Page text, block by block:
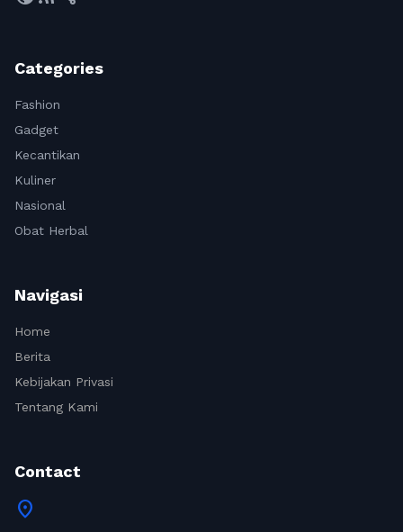
Categories
Fashion
Gadget
Kecantikan
Kuliner
Nasional
Obat Herbal
Navigasi
Home
Berita
Kebijakan Privasi
Tentang Kami
Contact
location_on